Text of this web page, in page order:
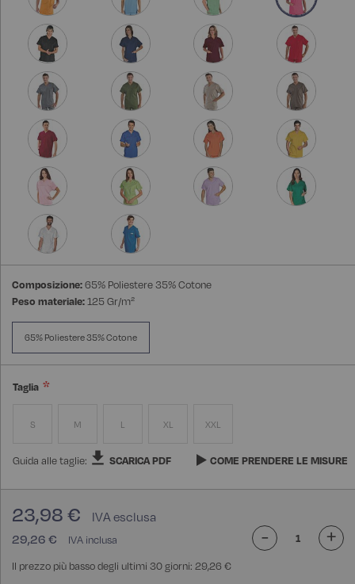
Composizione:65% Poliestere 35% Cotone
Peso materiale:125 Gr/m²
65% Poliestere 35% Cotone
Taglia
S M L XL XXL
Guida alle taglie: SCARICA PDF COME PRENDERE LE MISURE
29,26 €
23,98 €
Il prezzo più basso degli ultimi 30 giorni: 29,26 €
- +